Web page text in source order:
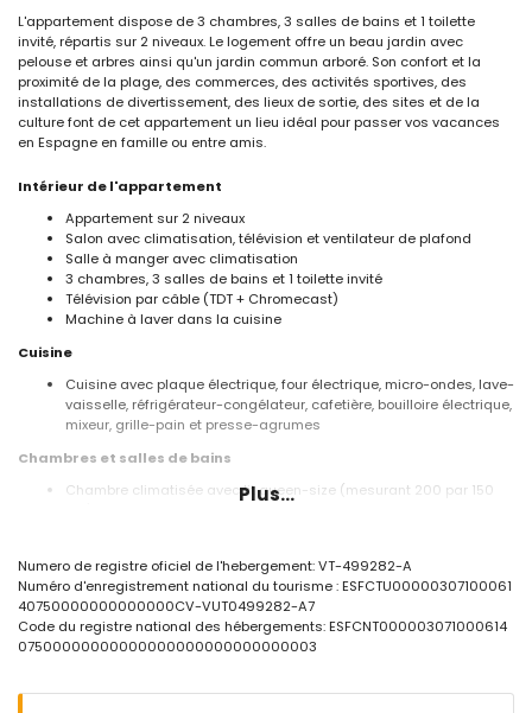
L'appartement dispose de 3 chambres, 3 salles de bains et 1 toilette
invité, répartis sur 2 niveaux. Le logement offre un beau jardin avec
pelouse et arbres ainsi qu'un jardin commun arboré. Son confort et la
proximité de la plage, des commerces, des activités sportives, des
installations de divertissement, des lieux de sortie, des sites et de la
culture font de cet appartement un lieu idéal pour passer vos vacances
en Espagne en famille ou entre amis.
Intérieur de l'appartement
Appartement sur 2 niveaux
Salon avec climatisation, télévision et ventilateur de plafond
Salle à manger avec climatisation
3 chambres, 3 salles de bains et 1 toilette invité
Télévision par câble (TDT + Chromecast)
Machine à laver dans la cuisine
Cuisine
Cuisine avec plaque électrique, four électrique, micro-ondes, lave-
vaisselle, réfrigérateur-congélateur, cafetière, bouilloire électrique,
mixeur, grille-pain et presse-agrumes
Chambres et salles de bains
Chambre climatisée avec lit queen-size (mesurant 200 par 150
Chambre climatisée avec 2 lits simples (mesurant 190 par 90 cm)
et ventilateur
Salle de bain en suite avec lavabo, baignoire/douche, bidet et
toilette
Salle de bain en suite avec lavabo, douche et toilette
Plus...
Numero de registre oficiel de l'hebergement: VT-499282-A
Numéro d'enregistrement national du tourisme : ESFCTU00000307100061
40750000000000000CV-VUT0499282-A7
Code du registre national des hébergements: ESFCNT000003071000614
07500000000000000000000000000003